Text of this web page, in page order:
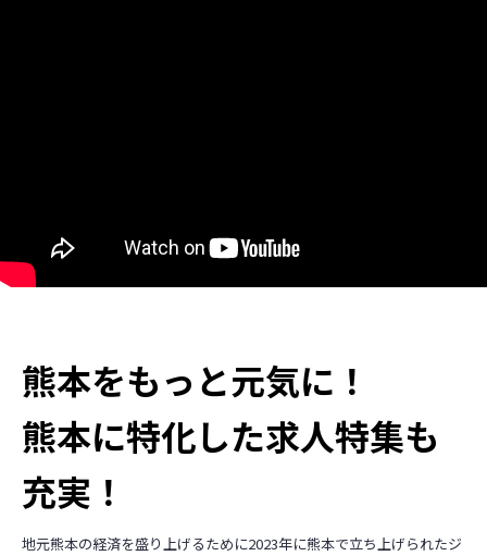
熊本をもっと元気に！
熊本に特化した求人特集も
充実！
地元熊本の経済を盛り上げるために2023年に熊本で立ち上げられたジ